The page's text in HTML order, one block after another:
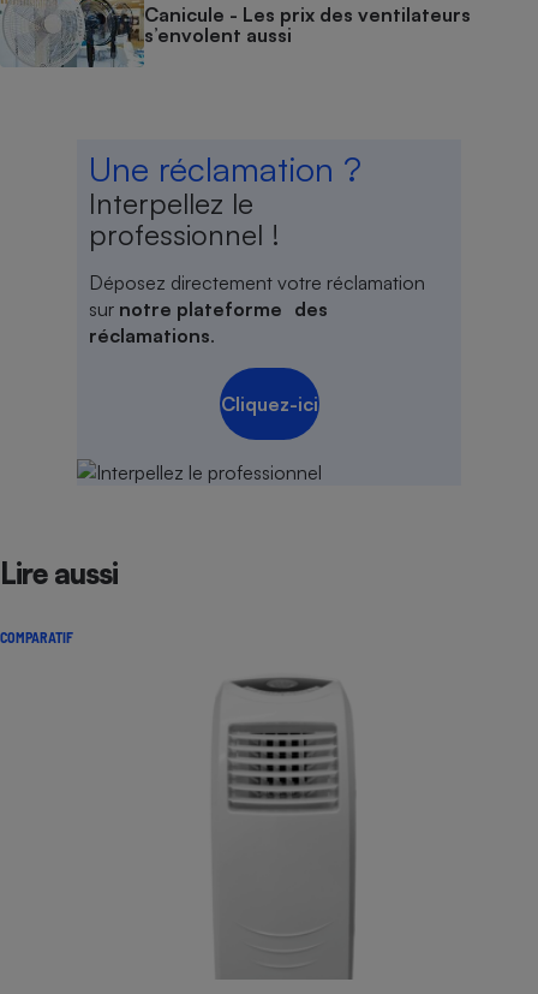
Canicule - Les prix des ventilateurs
s’envolent aussi
Une réclamation ?
Interpellez le
professionnel !
Déposez directement votre réclamation
sur notre plateforme des
réclamations.
Cliquez-ici
Lire aussi
COMPARATIF
Cafetière à expressos